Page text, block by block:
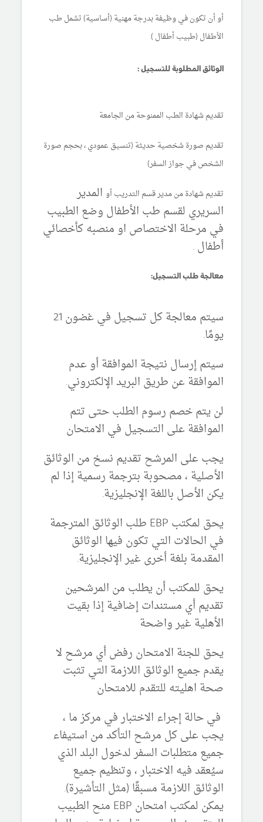
أو أن تكون في وظيفة بدرجة مهنية (أساسية) تشمل طب
الأطفال (طبيب أطفال )
الوثائق المطلوبة للتسجيل :
تقديم شهادة الطب الممنوحة من الجامعة
تقديم صورة شخصية حديثة (تنسيق عمودي ، بحجم صورة
الشخص في جواز السفر)
تقديم شهادة من مدير قسم التدريب أو المدير
السريري لقسم طب الأطفال وضع الطبيب
في مرحلة الاختصاص او منصبه كأخصائي
أطفال .
معالجة طلب التسجيل:
سيتم معالجة كل تسجيل في غضون 21
يومًا.
سيتم إرسال نتيجة الموافقة أو عدم
الموافقة عن طريق البريد الإلكتروني.
لن يتم خصم رسوم الطلب حتى تتم
الموافقة على التسجيل في الامتحان
يجب على المرشح تقديم نسخ من الوثائق
الأصلية ، مصحوبة بترجمة رسمية إذا لم
يكن الأصل باللغة الإنجليزية.
يحق لمكتب EBP طلب الوثائق المترجمة
في الحالات التي تكون فيها الوثائق
المقدمة بلغة أخرى غير الإنجليزية.
يحق للمكتب أن يطلب من المرشحين
تقديم أي مستندات إضافية إذا بقيت
الأهلية غير واضحة
يحق للجنة الامتحان رفض أي مرشح لا
يقدم جميع الوثائق اللازمة التي تثبت
صحة اهليته للتقدم للامتحان
في حالة إجراء الاختبار في مركز ما ،
يجب على كل مرشح التأكد من استيفاء
جميع متطلبات السفر لدخول البلد الذي
سيُعقد فيه الاختبار ، وتنظيم جميع
الوثائق اللازمة مسبقًا (مثل التأشيرة).
يمكن لمكتب امتحان EBP منح الطبيب